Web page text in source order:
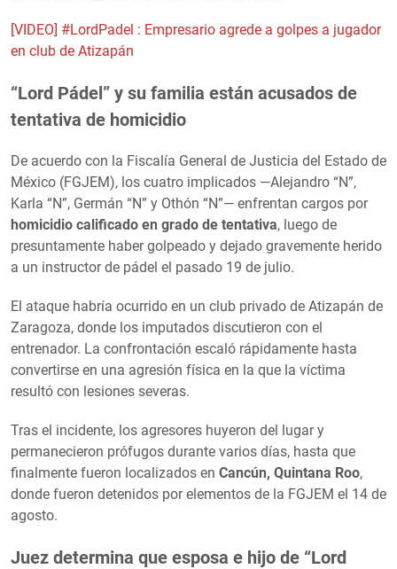
[VIDEO] #LordPadel : Empresario agrede a golpes a jugador
en club de Atizapán
“Lord Pádel” y su familia están acusados de
tentativa de homicidio
De acuerdo con la Fiscalía General de Justicia del Estado de
México (FGJEM), los cuatro implicados —Alejandro “N”,
Karla “N”, Germán “N” y Othón “N”— enfrentan cargos por
homicidio calificado en grado de tentativa, luego de
presuntamente haber golpeado y dejado gravemente herido
a un instructor de pádel el pasado 19 de julio.
El ataque habría ocurrido en un club privado de Atizapán de
Zaragoza, donde los imputados discutieron con el
entrenador. La confrontación escaló rápidamente hasta
convertirse en una agresión física en la que la víctima
resultó con lesiones severas.
Tras el incidente, los agresores huyeron del lugar y
permanecieron prófugos durante varios días, hasta que
finalmente fueron localizados en Cancún, Quintana Roo,
donde fueron detenidos por elementos de la FGJEM el 14 de
agosto.
Juez determina que esposa e hijo de “Lord